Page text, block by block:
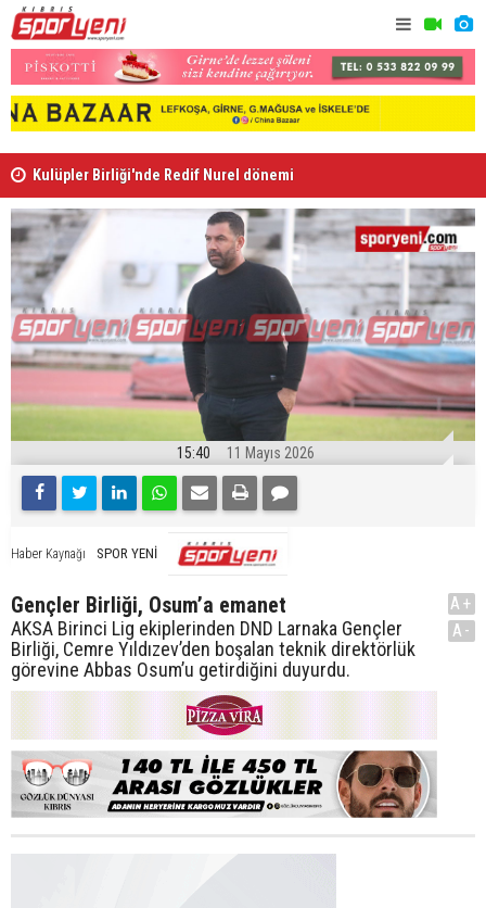
Kulüpler Birliği'nde Redif Nurel dönemi
15:40 11 Mayıs 2026
Haber Kaynağı SPOR YENİ
Gençler Birliği, Osum’a emanet
AKSA Birinci Lig ekiplerinden DND Larnaka Gençler
Birliği, Cemre Yıldızev’den boşalan teknik direktörlük
görevine Abbas Osum’u getirdiğini duyurdu.
A+
A-